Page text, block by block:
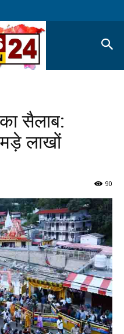
सैलाब:
लाखों
90